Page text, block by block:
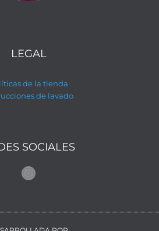
LEGAL
de la tienda
de lavado
SOCIALES
Instagram